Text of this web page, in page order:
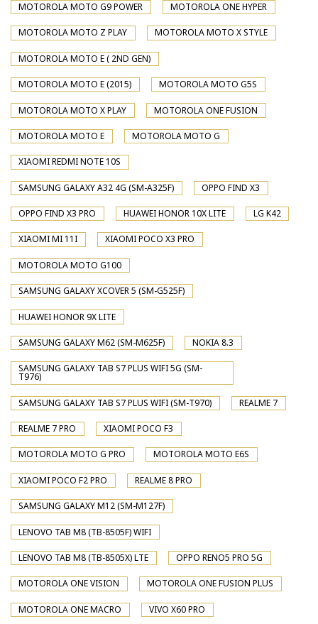
MOTOROLA MOTO G9 POWER MOTOROLA ONE HYPER
MOTOROLA MOTO Z PLAY MOTOROLA MOTO X STYLE
MOTOROLA MOTO E ( 2ND GEN)
MOTOROLA MOTO E (2015) MOTOROLA MOTO G5S
MOTOROLA MOTO X PLAY MOTOROLA ONE FUSION
MOTOROLA MOTO E MOTOROLA MOTO G
XIAOMI REDMI NOTE 10S
SAMSUNG GALAXY A32 4G (SM-A325F) OPPO FIND X3
OPPO FIND X3 PRO HUAWEI HONOR 10X LITE LG K42
XIAOMI MI 11I XIAOMI POCO X3 PRO
MOTOROLA MOTO G100
SAMSUNG GALAXY XCOVER 5 (SM-G525F)
HUAWEI HONOR 9X LITE
SAMSUNG GALAXY M62 (SM-M625F) NOKIA 8.3
SAMSUNG GALAXY TAB S7 PLUS WIFI 5G (SM-
T976)
SAMSUNG GALAXY TAB S7 PLUS WIFI (SM-T970) REALME 7
REALME 7 PRO XIAOMI POCO F3
MOTOROLA MOTO G PRO MOTOROLA MOTO E6S
XIAOMI POCO F2 PRO REALME 8 PRO
SAMSUNG GALAXY M12 (SM-M127F)
LENOVO TAB M8 (TB-8505F) WIFI
LENOVO TAB M8 (TB-8505X) LTE OPPO RENO5 PRO 5G
MOTOROLA ONE VISION MOTOROLA ONE FUSION PLUS
MOTOROLA ONE MACRO VIVO X60 PRO